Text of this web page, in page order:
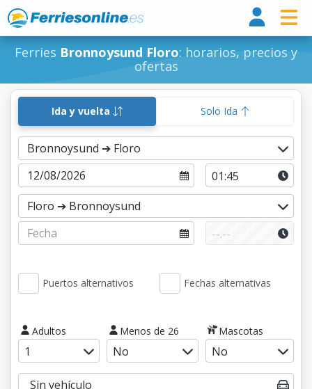
Ferries Bronnoysund Floro: horarios, precios y
ofertas
Ida y vuelta Solo Ida
Puertos alternativos Fechas alternativas
Adultos Menos de 26 Mascotas